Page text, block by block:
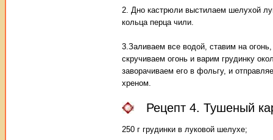
2. Дно кастрюли выстилаем шелухой
кольца перца чили.
3.Заливаем все водой, ставим на
скручиваем огонь и варим грудинку
заворачиваем его в фольгу, и
хреном.
Рецепт 4. Тушеный
250 г грудинки в луковой шелухе;